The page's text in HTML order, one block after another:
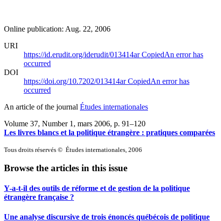
Online publication: Aug. 22, 2006
URI
https://id.erudit.org/iderudit/013414arCopiedAn error has
occurred
DOI
https://doi.org/10.7202/013414arCopiedAn error has
occurred
An article of the journal Études internationales
Volume 37, Number 1, mars 2006, p. 91–120
Les livres blancs et la politique étrangère : pratiques comparées
Tous droits réservés © Études internationales, 2006
Browse the articles in this issue
Y-a-t-il des outils de réforme et de gestion de la politique
étrangère française ?
Une analyse discursive de trois énoncés québécois de politique